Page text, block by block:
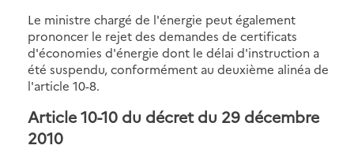
Le ministre chargé de l'énergie peut également
prononcer le rejet des demandes de certificats
d'économies d'énergie dont le délai d'instruction a
été suspendu, conformément au deuxième alinéa de
l'article 10-8.
Article 10-10 du décret du 29 décembre
2010